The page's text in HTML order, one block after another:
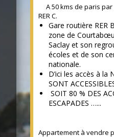
A 50 kms de paris
RER C.
Gare routière RER
zone de
Saclay et son
écoles et de son
nationale.
D’ici les accès à la
SONT
SOIT 80 % DES
ESCAPADES …...
Appartement à vendre